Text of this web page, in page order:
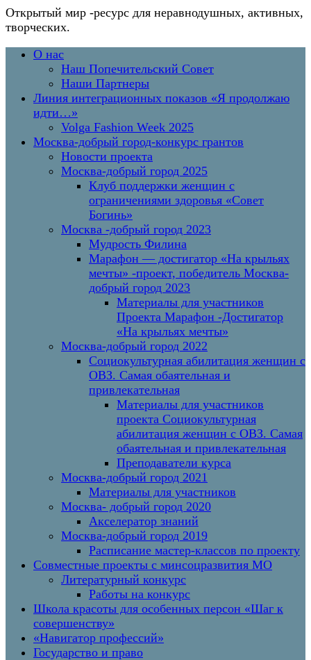
Открытый мир -ресурс для неравнодушных, активных,
творческих.
Перейти
содержимому
Основное
О нас
Наш Попечительский Совет
Наши Партнеры
Линия интеграционных показов «Я продолжаю
идти…»
Volga Fashion Week 2025
Москва-добрый город-конкурс грантов
Новости проекта
Москва-добрый город 2025
Клуб поддержки женщин с
ограничениями здоровья «Совет
Богинь»
Москва -добрый город 2023
Мудрость Филина
Марафон — достигатор «На крыльях
мечты» -проект, победитель Москва-
добрый город 2023
Материалы для участников
Проекта Марафон -Достигатор
«На крыльях мечты»
Москва-добрый город 2022
Социокультурная абилитация женщин с
ОВЗ. Самая обаятельная и
привлекательная
Материалы для участников
проекта Социокультурная
абилитация женщин с ОВЗ. Самая
обаятельная и привлекательная
Преподаватели курса
Москва-добрый город 2021
Материалы для участников
Москва- добрый город 2020
Акселератор знаний
Москва-добрый город 2019
Расписание мастер-классов по проекту
Совместные проекты с минсоцразвития МО
Литературный конкурс
Работы на конкурс
Школа красоты для особенных персон «Шаг к
совершенству»
«Навигатор профессий»
Государство и право